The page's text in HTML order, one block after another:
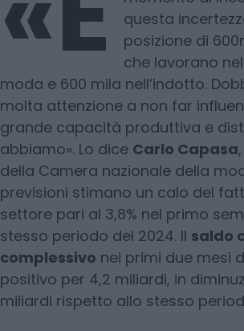
questa
posizione di
che lavorano
moda e 600 mila nell’indotto.
molta attenzione a non far
grande capacità produttiva e
abbiamo». Lo dice Carlo Capasa
della Camera nazionale della
previsioni stimano un calo del
settore pari al 3,8% nel primo
stesso periodo del 2024. Il saldo
complessivo nei primi due mesi
positivo per 4,2 miliardi, in
miliardi rispetto allo stesso